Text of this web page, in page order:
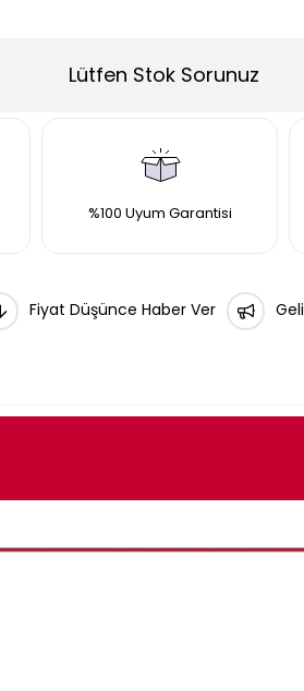
Lütfen Stok Sorunuz
%100 Uyum Garantisi
Fiyat Düşünce Haber Ver